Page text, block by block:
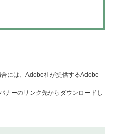
には、Adobe社が提供するAdobe
ナーのリンク先からダウンロードし